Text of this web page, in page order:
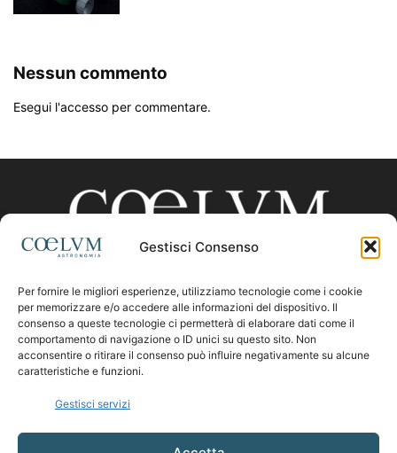
Gestisci Consenso
Per fornire le migliori esperienze, utilizziamo tecnologie come i cookie
per memorizzare e/o accedere alle informazioni del dispositivo. Il
consenso a queste tecnologie ci permetterà di elaborare dati come il
comportamento di navigazione o ID unici su questo sito. Non
acconsentire o ritirare il consenso può influire negativamente su alcune
caratteristiche e funzioni.
Gestisci servizi
Nessun commento
Esegui l'accesso per commentare.
CHI SIAMO
Contattaci:coelumastro@coelum.com